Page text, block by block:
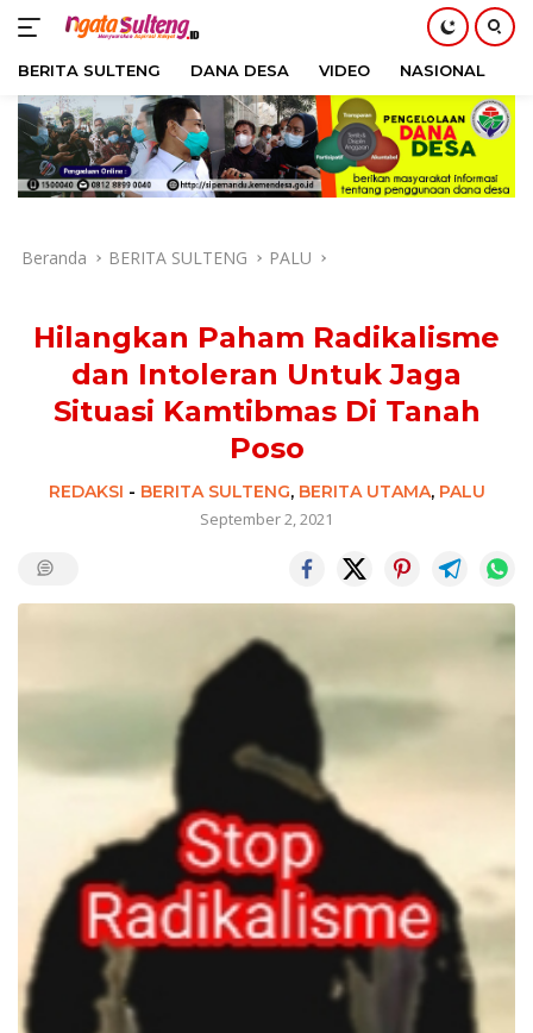
Langsung
konten
BERITA SULTENG DANA DESA VIDEO NASIONAL
Beranda BERITA SULTENG PALU
Hilangkan Paham Radikalisme
dan Intoleran Untuk Jaga
Situasi Kamtibmas Di Tanah
Poso
REDAKSI - BERITA SULTENG, BERITA UTAMA, PALU
September 2, 2021